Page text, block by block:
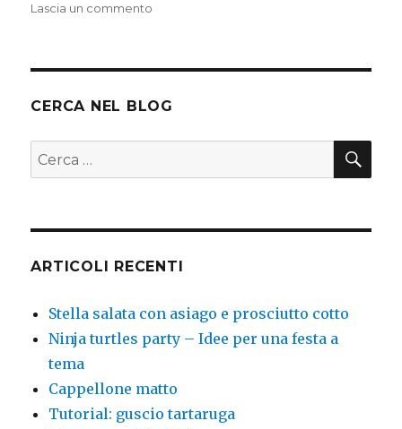
Lascia un commento
CERCA NEL BLOG
Cerca:
ARTICOLI RECENTI
Stella salata con asiago e prosciutto cotto
Ninja turtles party – Idee per una festa a
tema
Cappellone matto
Tutorial: guscio tartaruga